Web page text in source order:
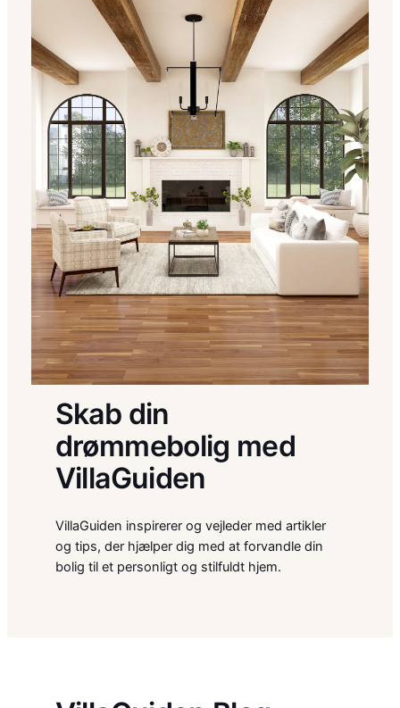
Skab din
drømmebolig med
VillaGuiden
VillaGuiden inspirerer og vejleder med artikler
og tips, der hjælper dig med at forvandle din
bolig til et personligt og stilfuldt hjem.